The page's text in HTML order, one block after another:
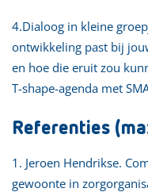
4.Dialoog in kleine
ontwikkeling past bij
en hoe die eruit zou
T-shape-agenda met
Referenties
1. Jeroen Hendrikse.
gewoonte in